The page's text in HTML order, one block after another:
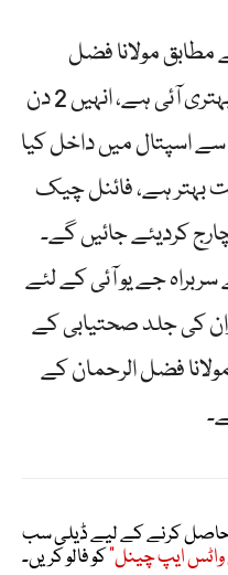
مطابق مولانا فضل
الرحمان کی طبعیت میں کچھ بہتری آئی ہے، انہیں 2 دن
اسپتال میں داخل کیا
بہتر ہے، فائنل چیک
کردیئے جائیں گے۔
جے یو آئی کے لئے
کی جلد صحتیابی کے
فضل الرحمان کے
حاصل کرنے کے لیے ڈیلی سب
ایپ چینل"کو فالو کریں۔